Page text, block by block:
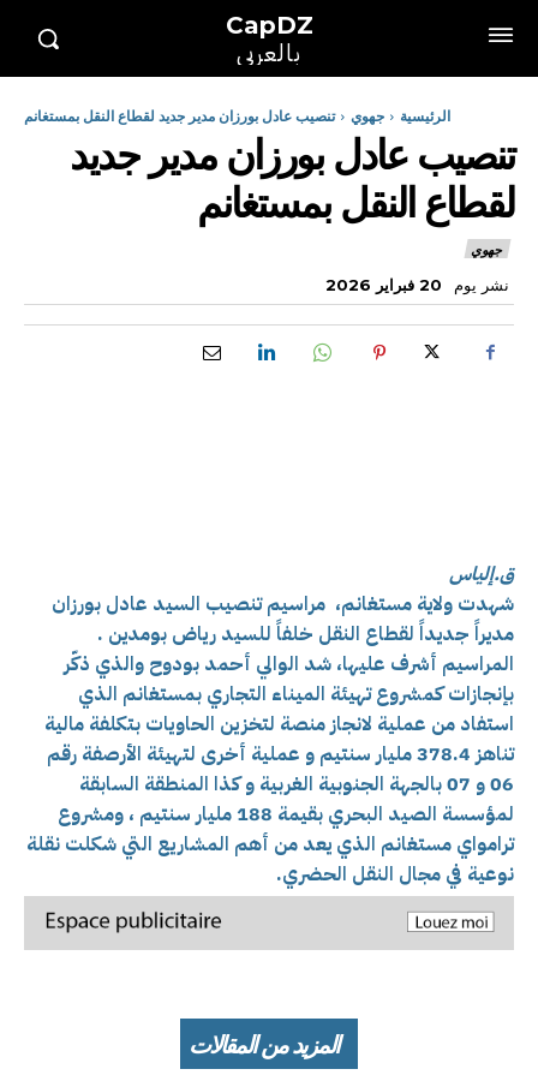
CapDZ
بالعربي
الرئيسية جهوي تنصيب عادل بورزان مدير جديد لقطاع النقل بمستغانم
تنصيب عادل بورزان مدير جديد
لقطاع النقل بمستغانم
جهوي
نشر يوم 20 فبراير 2026
ق.إلياس
شهدت ولاية مستغانم، مراسيم تنصيب السيد عادل بورزان
مديراً جديداً لقطاع النقل خلفاً للسيد رياض بومدين .
المراسيم أشرف عليها، شد الوالي أحمد بودوح والذي ذكّر
بإنجازات كمشروع تهيئة الميناء التجاري بمستغانم الذي
استفاد من عملية لانجاز منصة لتخزين الحاويات بتكلفة مالية
تناهز 378.4 مليار سنتيم و عملية أخرى لتهيئة الأرصفة رقم
06 و 07 بالجهة الجنوبية الغربية و كذا المنطقة السابقة
لمؤسسة الصيد البحري بقيمة 188 مليار سنتيم ، ومشروع
ترامواي مستغانم الذي يعد من أهم المشاريع التي شكلت نقلة
نوعية في مجال النقل الحضري.
المزيد من المقالات